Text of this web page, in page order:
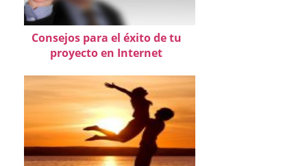
Consejos para el éxito de tu
proyecto en Internet